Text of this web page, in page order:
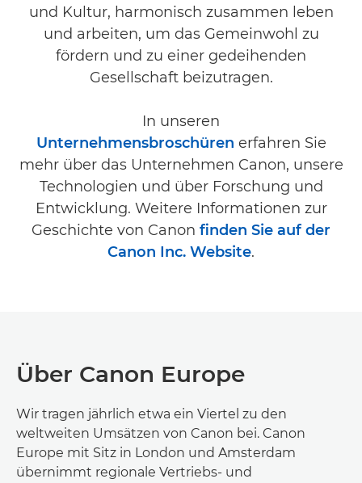
und Kultur, harmonisch zusammen leben
und arbeiten, um das Gemeinwohl zu
fördern und zu einer gedeihenden
Gesellschaft beizutragen.
In unseren
Unternehmensbroschüren erfahren Sie
mehr über das Unternehmen Canon, unsere
Technologien und über Forschung und
Entwicklung. Weitere Informationen zur
Geschichte von Canon finden Sie auf der
Canon Inc. Website.
Über Canon Europe
Wir tragen jährlich etwa ein Viertel zu den
weltweiten Umsätzen von Canon bei. Canon
Europe mit Sitz in London und Amsterdam
übernimmt regionale Vertriebs- und